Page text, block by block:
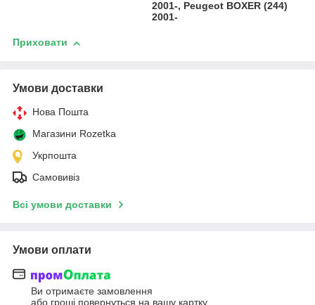
2001-, Peugeot BOXER (244)
2001-
Приховати
Умови доставки
Нова Пошта
Магазини Rozetka
Укрпошта
Самовивіз
Всі умови доставки
Умови оплати
Ви отримаєте замовлення
або гроші повернуться на вашу картку